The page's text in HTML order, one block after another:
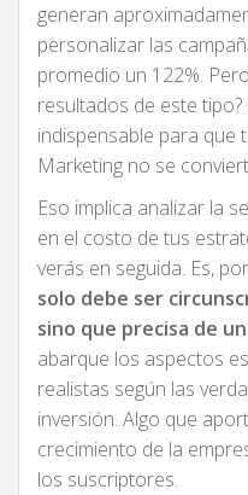
generan
personalizar las
promedio un 122%.
resultados de este
indispensable para que
Marketing no se
Eso implica analizar la
en el costo de tus
verás en seguida. Es,
solo debe ser
sino que precisa de
abarque los aspectos
realistas según las
inversión. Algo que
crecimiento de la
los suscriptores.